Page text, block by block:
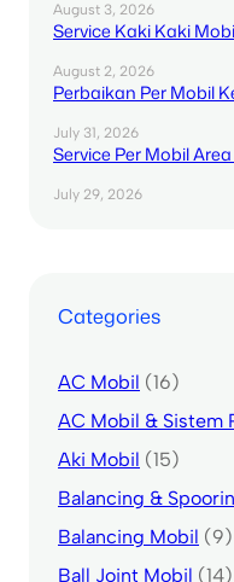
August 3, 2026
Service Kaki Kaki
August 2, 2026
Perbaikan Per Mobil
July 31, 2026
Service Per Mobil
July 29, 2026
Categories
AC Mobil (16)
AC Mobil & Sistem
Aki Mobil (15)
Balancing &
Balancing Mobil (9)
Ball Joint Mobil (14)